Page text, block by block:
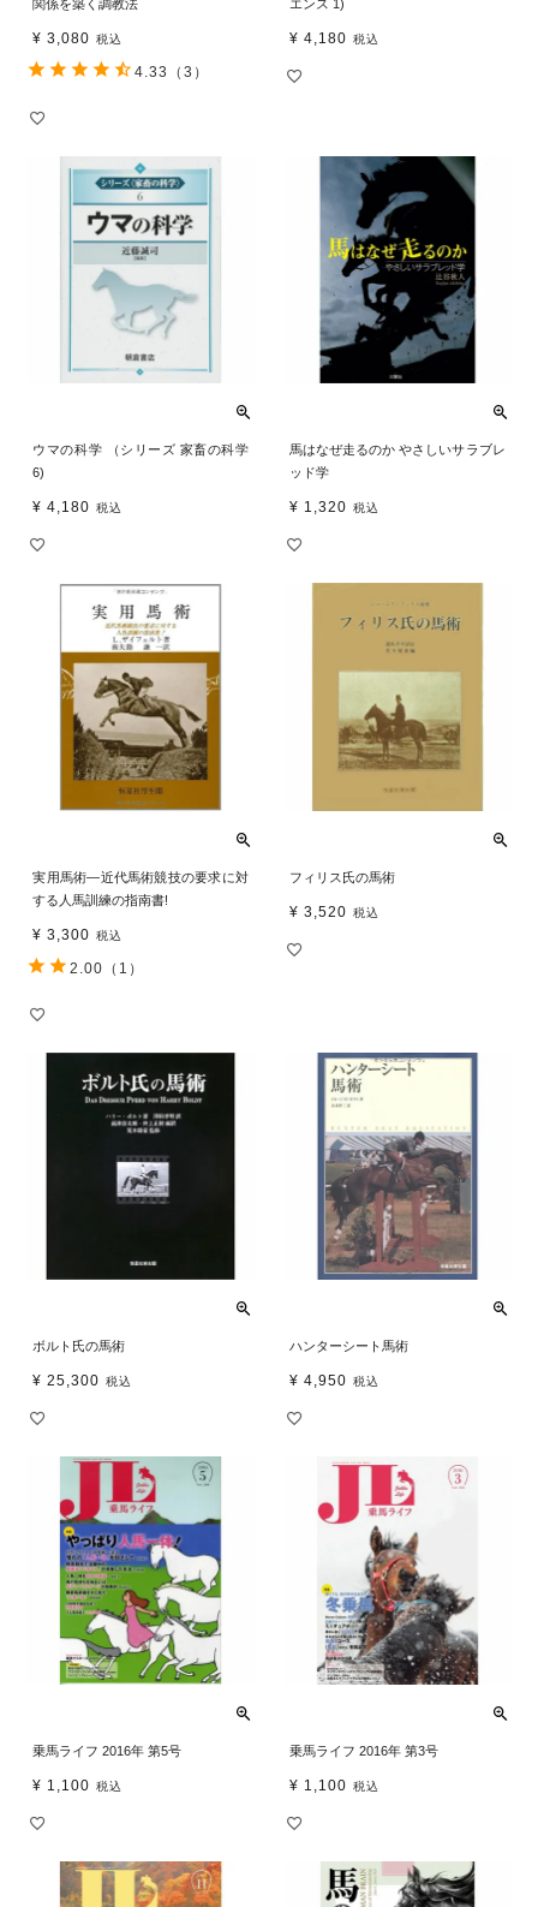
関係を築く調教法
¥ 3,080 税込
4.33 （3）
エンス 1)
¥ 4,180 税込
ウマの科学 （シリーズ 家畜の科学
6)
¥ 4,180 税込
馬はなぜ走るのか やさしいサラブレ
ッド学
¥ 1,320 税込
実用馬術―近代馬術競技の要求に対
する人馬訓練の指南書!
¥ 3,300 税込
2.00 （1）
フィリス氏の馬術
¥ 3,520 税込
ボルト氏の馬術
¥ 25,300 税込
ハンターシート馬術
¥ 4,950 税込
乗馬ライフ 2016年 第5号
¥ 1,100 税込
乗馬ライフ 2016年 第3号
¥ 1,100 税込